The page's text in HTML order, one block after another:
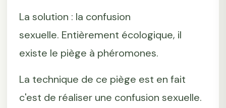
La solution : la confusion
sexuelle. Entièrement écologique, il
existe le piège à phéromones.
La technique de ce piège est en fait
c'est de réaliser une confusion sexuelle.